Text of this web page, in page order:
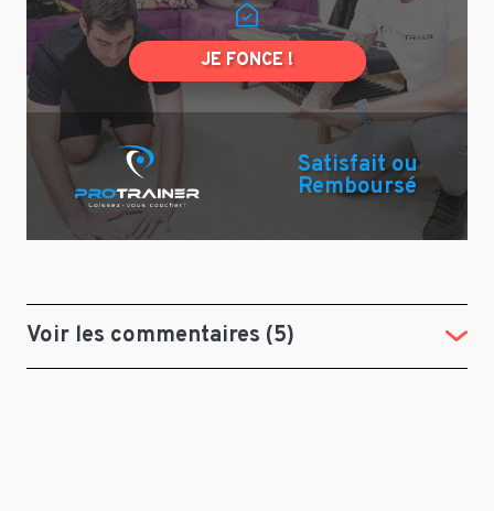
JE FONCE !
Satisfait ou
Remboursé
Voir les commentaires (5)